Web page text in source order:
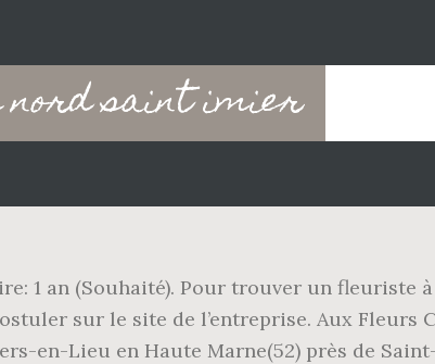
nord saint imier
1 an (Souhaité). Pour trouver un fleuriste
sur le site de l’entreprise. Aux
en-Lieu en Haute Marne(52) près de